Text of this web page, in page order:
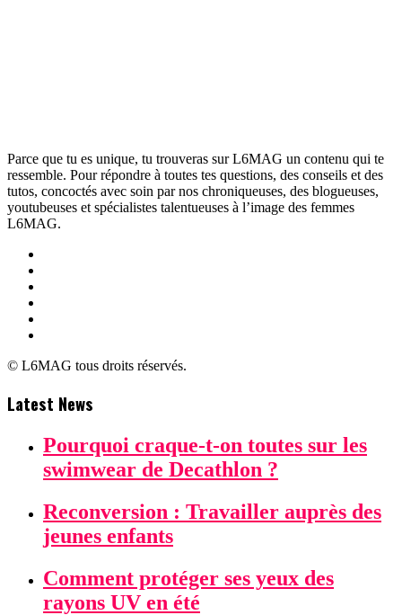
Parce que tu es unique, tu trouveras sur L6MAG un contenu qui te
ressemble. Pour répondre à toutes tes questions, des conseils et des
tutos, concoctés avec soin par nos chroniqueuses, des blogueuses,
youtubeuses et spécialistes talentueuses à l’image des femmes
L6MAG.
© L6MAG tous droits réservés.
Latest News
Pourquoi craque-t-on toutes sur les
swimwear de Decathlon ?
Reconversion : Travailler auprès des
jeunes enfants
Comment protéger ses yeux des
rayons UV en été